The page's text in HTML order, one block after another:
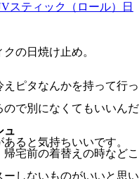
スティック（ロール）日
の日焼け止め。
ピタなんかを持って行っ
で別になくてもいいんだ
ュ
ると気持ちいいです。
宅前の着替えの時などこ
しないものがいいと思い